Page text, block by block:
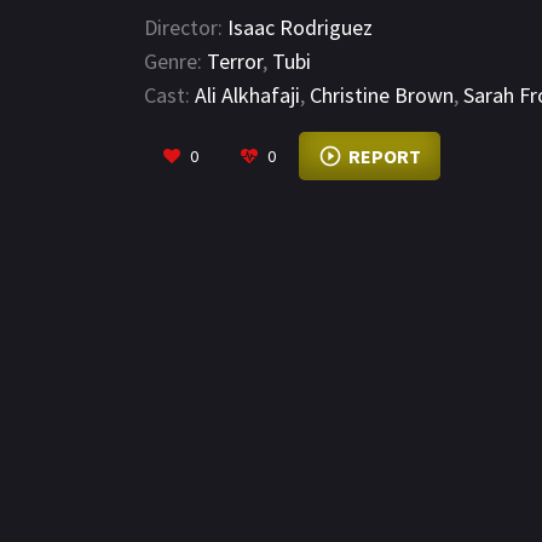
Director: Isaac Rodriguez
Genre: Terror, Tubi
Cast: Ali Alkhafaji, Christine Brown,Sarah
0 0 REPORT